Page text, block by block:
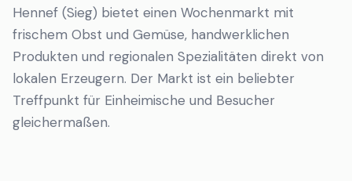
Hennef (Sieg) bietet einen Wochenmarkt mit
frischem Obst und Gemüse, handwerklichen
Produkten und regionalen Spezialitäten direkt von
lokalen Erzeugern. Der Markt ist ein beliebter
Treffpunkt für Einheimische und Besucher
gleichermaßen.